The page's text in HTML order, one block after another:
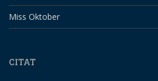
Miss Oktober
CITAT